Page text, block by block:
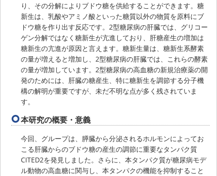
り、その分解によりブドウ糖を供給することができます。糖
新生は、乳酸やアミノ酸といった糖質以外の物質を原料にブ
ドウ糖を作り出す反応です。2型糖尿病の肝臓では、グリコー
ゲン分解ではなく糖新生が亢進しており、肝糖産生の増加は
糖新生の亢進が原因と言えます。糖新生量は、糖新生系酵素
の量が増えると増加し、2型糖尿病の肝臓では、これらの酵素
の量が増加しています。2型糖尿病の高血糖の新規治療薬の開
発のためには、肝臓の糖産生、特に糖新生を調節する分子機
構の解明が重要ですが、未だ不明な点が多く残されていま
す。
本研究の概要・意義
今回、グループは、膵臓から分泌されるホルモンによってお
こる肝臓からのブドウ糖の産生の調節に重要なタンパク質
CITED2を発見しました。さらに、本タンパク質が糖尿病モデ
ル動物の高血糖に関与し、本タンパクの機能を抑制すること